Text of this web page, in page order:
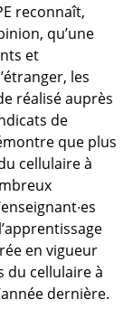
reconnaît,
qu’une
et
les
réalisé auprès
de
que plus
cellulaire à
en vigueur
du cellulaire à
dernière.